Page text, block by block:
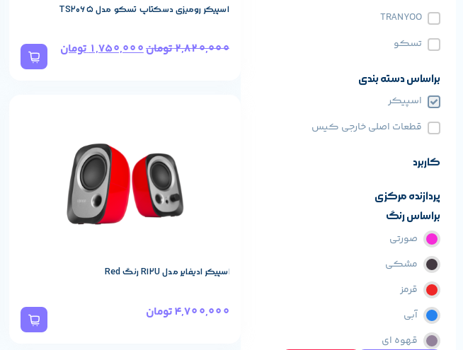
TRANYOO
تسکو
براساس دسته بندی
اسپیکر
قطعات اصلی خارجی کیس
کاربرد
پردازنده مرکزی
براساس رنگ
صورتی
مشکی
قرمز
آبی
قهوه ای
اسپیکر رومیزی دسکتاپ تسکو مدل TS2065
2,820,000تومان1,750,000تومان
اسپیکر ادیفایر مدل R12U رنگ Red
4,700,000تومان